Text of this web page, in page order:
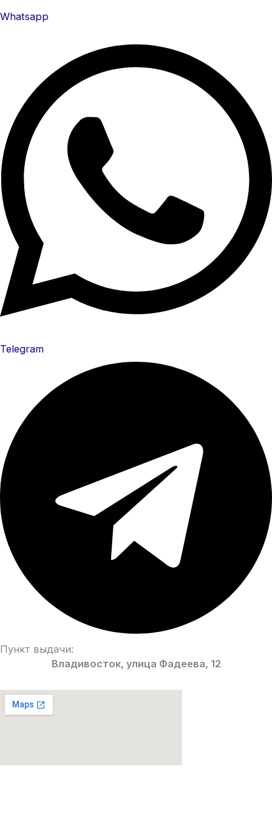
Whatsapp
Telegram
Пункт выдачи:
Владивосток, улица Фадеева, 12